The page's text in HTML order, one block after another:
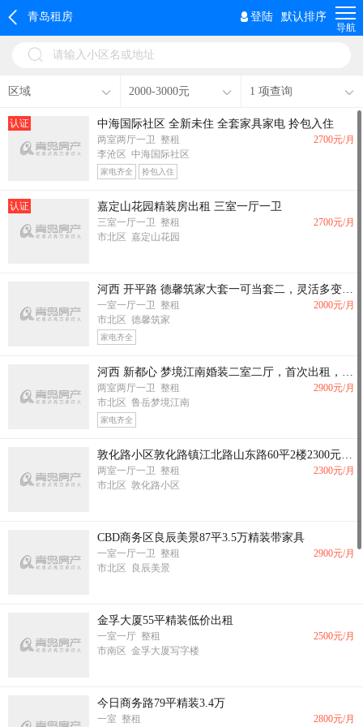
青岛租房 登陆 默认排序
导航
请输入小区名或地址
区域 2000-3000元 1 项查询
认证 中海国际社区 全新未住 全套家具家电 拎包入住
两室两厅一卫 整租
李沧区 中海国际社区
家电齐全 拎包入住
2700元/月
认证 嘉定山花园精装房出租 三室一厅一卫
三室一厅一卫 整租
市北区 嘉定山花园
2700元/月
河西 开平路 德馨筑家大套一可当套二，灵活多变，周边配套齐全，交通便利
一室一厅一卫 整租
市北区 德馨筑家
家电齐全
2000元/月
河西 新都心 梦境江南婚装二室二厅，首次出租，家具家电齐全，拎包入住，近地铁口
两室两厅一卫 整租
市北区 鲁岳梦境江南
家电齐全
2900元/月
敦化路小区敦化路镇江北路山东路60平2楼2300元南北简装全明套二厅
两室一厅一卫 整租
市北区 敦化路小区
2300元/月
CBD商务区良辰美景87平3.5万精装带家具
一室一厅一卫 整租
市北区 良辰美景
2900元/月
金孚大厦55平精装低价出租
一室一厅 整租
市南区 金孚大厦写字楼
2500元/月
今日商务路79平精装3.4万
一室 整租 2800元/月